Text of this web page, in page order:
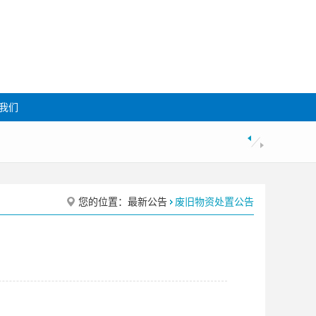
们
您的位置： 最新公告 废旧物资处置公告